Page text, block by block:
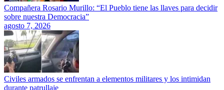
Compañera Rosario Murillo: “El Pueblo tiene las llaves para decidir
sobre nuestra Democracia”
agosto 7, 2026
Civiles armados se enfrentan a elementos militares y los intimidan
durante patrullaje